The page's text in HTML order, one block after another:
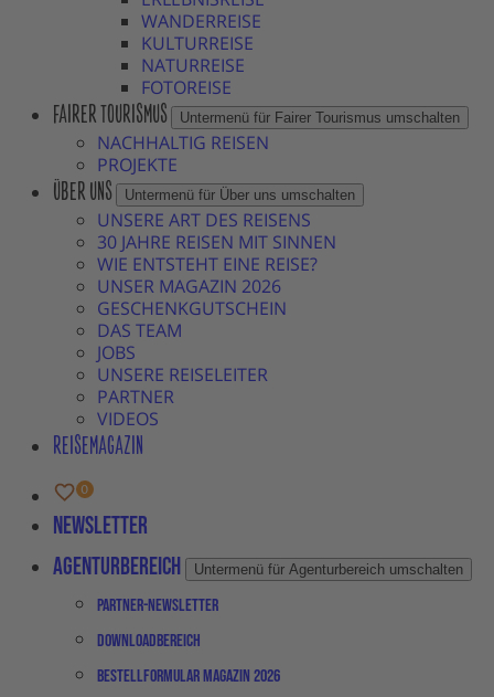
WANDERREISE
KULTURREISE
NATURREISE
FOTOREISE
FAIRER TOURISMUS Untermenü für Fairer Tourismus umschalten
NACHHALTIG REISEN
PROJEKTE
ÜBER UNS Untermenü für Über uns umschalten
UNSERE ART DES REISENS
30 JAHRE REISEN MIT SINNEN
WIE ENTSTEHT EINE REISE?
UNSER MAGAZIN 2026
GESCHENKGUTSCHEIN
DAS TEAM
JOBS
UNSERE REISELEITER
PARTNER
VIDEOS
REISEMAGAZIN
Newsletter
Agenturbereich
Untermenü für Agenturbereich umschalten
Partner-Newsletter
Downloadbereich
Bestellformular Magazin 2026